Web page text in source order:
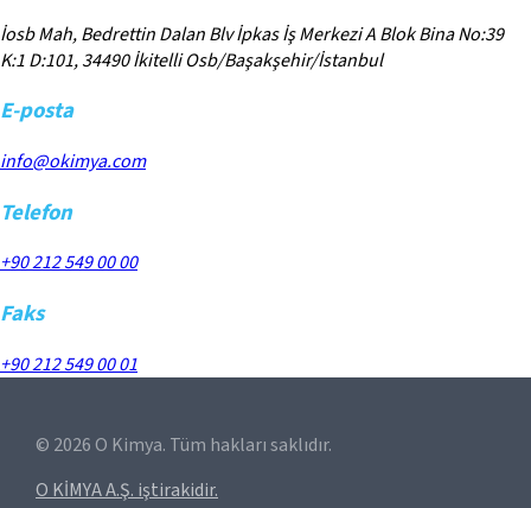
İosb Mah, Bedrettin Dalan Blv İpkas İş Merkezi A Blok Bina No:39
K:1 D:101, 34490 İkitelli Osb/Başakşehir/İstanbul
E-posta
info@okimya.com
Telefon
+90 212 549 00 00
Faks
+90 212 549 00 01
© 2026 O Kimya. Tüm hakları saklıdır.
O KİMYA A.Ş. iştirakidir.